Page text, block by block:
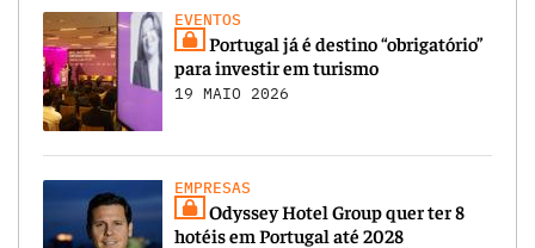
EVENTOS
Portugal já é destino “obrigatório”
para investir em turismo
19 MAIO 2026
EMPRESAS
Odyssey Hotel Group quer ter 8
hotéis em Portugal até 2028